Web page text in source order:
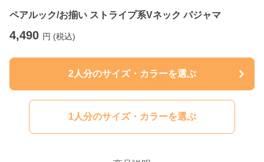
ペアルック/お揃い ストライプ系Vネック パジャマ
4,490 円 (税込)
2人分のサイズ・カラーを選ぶ
1人分のサイズ・カラーを選ぶ